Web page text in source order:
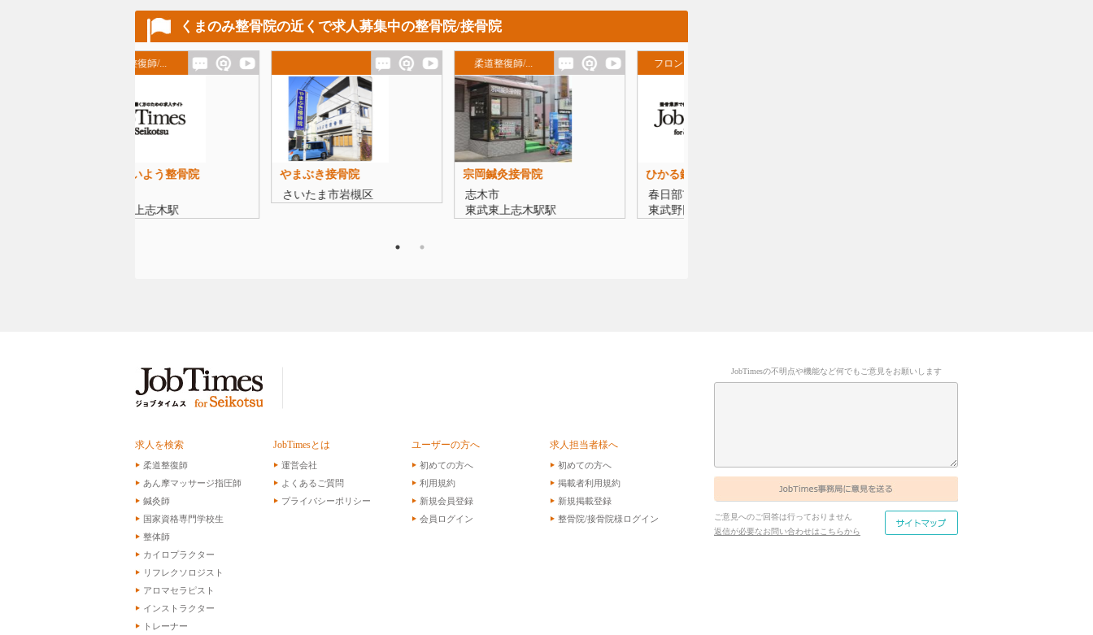
くまのみ整骨院の近くで求人募集中の整骨院/接骨院
やまぶき接骨院
柔道整復師/...
宗岡鍼灸接骨院
志木市
フロントスタ...
ひかる鍼灸整骨院
東武野田春日部駅
求人を検索
柔道整復師
あん摩マッサージ指圧師
鍼灸師
国家資格専門学校生
整体師
カイロプラクター
リフレクソロジスト
アロマセラピスト
インストラクター
トレーナー
JobTimesとは
運営会社
よくあるご質問
プライバシーポリシー
ユーザーの方へ
初めての方へ
利用規約
新規会員登録
会員ログイン
求人担当者様へ
初めての方へ
掲載者利用規約
新規掲載登録
整骨院/接骨院様ログイン
JobTimesの不明点や機能など何でもご意見をお願いします
ご意見へのご回答は行っておりません
返信が必要なお問い合わせはこちらから